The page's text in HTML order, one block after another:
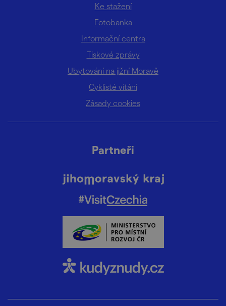
Ke stažení
Fotobanka
Informační centra
Tiskové zprávy
Ubytování na jižní Moravě
Cyklisté vítáni
Zásady cookies
Partneři